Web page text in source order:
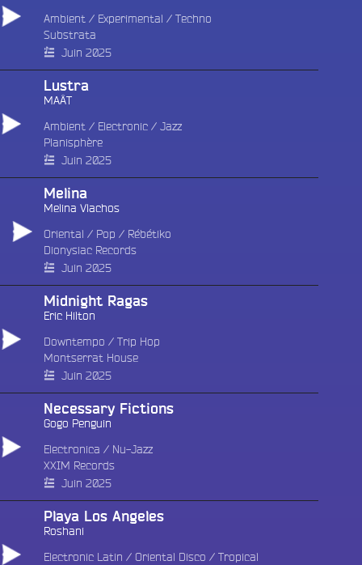
Ambient / Experimental / Techno
Substrata
Juin 2025
Lustra
MAÂT
Ambient / Electronic / Jazz
Planisphère
Juin 2025
Melina
Melina Vlachos
Oriental / Pop / Rébétiko
Dionysiac Records
Juin 2025
Midnight Ragas
Eric Hilton
Downtempo / Trip Hop
Montserrat House
Juin 2025
Necessary Fictions
Gogo Penguin
Electronica / Nu-Jazz
XXIM Records
Juin 2025
Playa Los Angeles
Roshani
Electronic Latin / Oriental Disco / Tropical